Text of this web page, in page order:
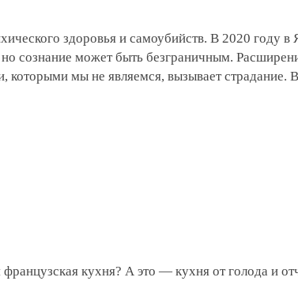
здоровья и самоубийств. В 2020 году
сознание может быть безграничным.
которыми мы не являемся, вызывает
кухня? А это — кухня от голода и